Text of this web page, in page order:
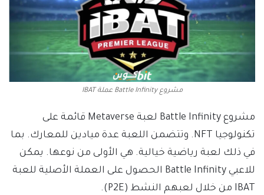
مشروع Battle Infinity عملة IBAT
مشروع Battle Infinity لعبة Metaverse قائمة على
تكنولوجيا NFT. وتتضمن اللعبة عدة ميادين للمعارك. بما
في ذلك لعبة رياضية خيالية. هي الأولى من نوعها. يمكن
للاعبي Battle Infinity الحصول على العملة الأصلية للعبة
IBAT من خلال لعبهم النشط (P2E).